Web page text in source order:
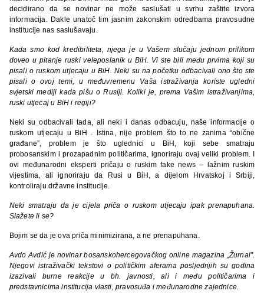
decidirano da se novinar ne može saslušati u svrhu zaštite izvora
informacija. Dakle unatoč tim jasnim zakonskim odredbama pravosudne
institucije nas saslušavaju.
Kada smo kod kredibiliteta, njega je u Vašem slučaju jednom prilikom
doveo u pitanje ruskiveleposlaniku BiH. Vi ste bili među prvima koji su
pisali o ruskom utjecaju u BiH. Neki su na početku odbacivali ono što ste
pisali o ovoj temi, u međuvremenu Vaša istraživanja koriste ugledni
svjetski mediji kada pišu o Rusiji. Koliki je, prema Vašim istraživanjima,
ruski utjecaj u BiH i regiji?
Neki su odbacivali tada, ali neki i danas odbacuju, naše informacije o
ruskom utjecaju u BiH . Istina, nije problem što to ne zanima “obične
građane”, problem je što uglednici u BiH, koji sebe smatraju
probosanskim i prozapadnim političarima, ignoriraju ovaj veliki problem. I
ovi međunarodni eksperti pričaju o ruskim fake news – lažnim ruskim
vijestima, ali ignoriraju da Rusi u BiH, a dijelom Hrvatskoj i Srbiji,
kontroliraju državne institucije.
Neki smatraju da je cijela priča o ruskom utjecaju ipak prenapuhana.
Slažete li se?
Bojim se da je ova priča minimizirana, a ne prenapuhana.
Avdo Avdić je novinar bosanskohercegovačkog online magazina „Žurnal”.
Njegovi istraživački tekstovi o političkim aferama posljednjih su godina
izazivali burne reakcije u bh. javnosti, ali i među političarima i
predstavnicima institucija vlasti, pravosuđa imeđunarodne zajednice.